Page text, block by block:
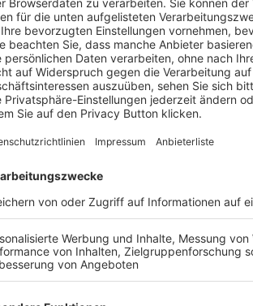
SV SCHALDING-HEINING - FC